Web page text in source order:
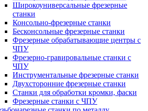
Широкоуниверсальные фрезерные
станки
Консольно-фрезерные станки
Бесконсольные фрезерные станки
Фрезерные обрабатывающие центры с
ЧПУ
Фрезерно-гравировальные станки с
ЧПУ
Инструментальные фрезерные станки
Двухсторонние фрезерные станки
Станки для обработки кромки, фаски
Фрезерные станки с ЧПУ